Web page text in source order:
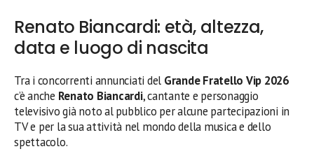
Renato Biancardi: età, altezza,
data e luogo di nascita
Tra i concorrenti annunciati del Grande Fratello Vip 2026
c’è anche Renato Biancardi, cantante e personaggio
televisivo già noto al pubblico per alcune partecipazioni in
TV e per la sua attività nel mondo della musica e dello
spettacolo.